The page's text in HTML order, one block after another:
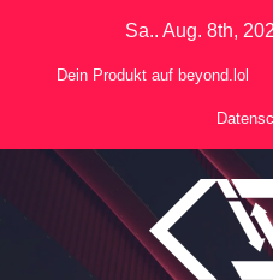
Sa.. Aug. 8th,
Dein Produkt auf beyond.lol